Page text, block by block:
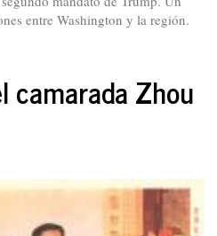
entre Washington y la región.
camarada Zhou